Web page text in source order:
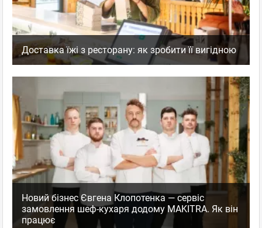
Доставка їжі з ресторану: як зробити її вигідною
Новий бізнес Євгена Клопотенка — сервіс
замовлення шеф-кухаря додому MAKITRA. Як він
працює